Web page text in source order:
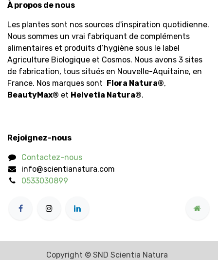
À propos de nous
Les plantes sont nos sources d'inspiration quotidienne.
Nous sommes un vrai fabriquant de compléments
alimentaires et produits d’hygiène sous le label
Agriculture Biologique et Cosmos. Nous avons 3 sites
de fabrication, tous situés en Nouvelle-Aquitaine, en
France. Nos marques sont
Flora Natura®,
BeautyMax® et Helvetia Natura®.
Rejoignez-nous
Contactez-nous
info@scientianatura.com
0533030899
Copyright © SND Scientia Natura